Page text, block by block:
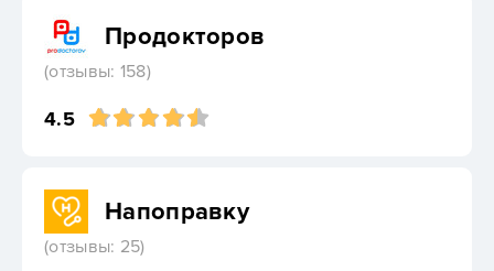
Продокторов
(отзывы: 158)
4.5
Напоправку
(отзывы: 25)